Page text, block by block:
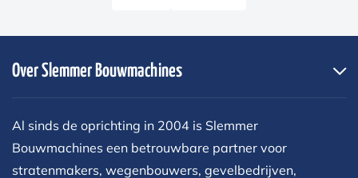
Over Slemmer Bouwmachines
Al sinds de oprichting in 2004 is Slemmer
Bouwmachines een betrouwbare partner voor
stratenmakers, wegenbouwers, gevelbedrijven,